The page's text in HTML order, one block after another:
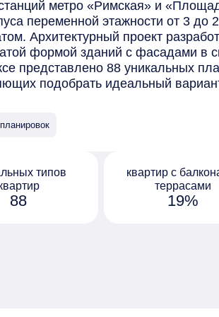
метро «Римская» и
переменной этажности от 3
Архитектурный проект
формой зданий с фасадами в
представлено 88 уникальных
подобрать идеальный
помещениями и
освещения оценят
комфорта — квартиры с мастер-
зоны для отдыха и
88
типов
19%
квартир с
террасами